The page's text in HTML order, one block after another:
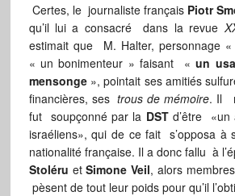
Certes, le journaliste français Piotr
qu’il lui a consacré dans la revue
estimait que M. Halter, personnage
« un bonimenteur » faisant «un
mensonge», pointait ses amitiés
financières, sestrous de mémoire. Il
fut soupçonné par la DSTd’être «un
israéliens», qui de ce fait s’opposa à
nationalité française. Il a donc fallu à
Stoléru etSimone Veil, alors
pèsent de tout leur poids pour qu’il